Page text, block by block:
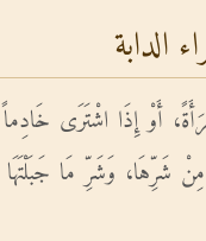
الدابة
أَوْ إِذَا اشْتَرَى
شَرِّهَا، وَشَرِّ مَا جَبَلْتَهَا